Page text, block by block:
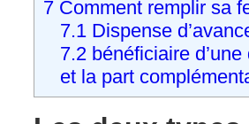
7 Comment remplir sa
7.1Dispense
7.2 bénéficiaire
et la part